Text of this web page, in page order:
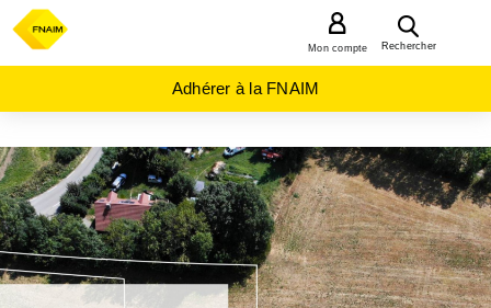
Rechercher
Mon compte
Adhérer à la FNAIM
ACHAT
TERRAIN
PROVENCE-
ALPES-
COTE-D-
AZUR